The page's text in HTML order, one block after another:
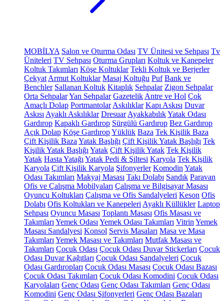
MOBİLYA Salon ve Oturma Odası TV Ünitesi ve Sehpası Tv
Üniteleri TV Sehpası Oturma Grupları Koltuk ve Kanepeler
Koltuk Takımları Köşe Koltuklar Tekli Koltuk ve Berjerler
Çekyat Armut Koltuklar Masaj Koltuğu Puf Bank ve
Benchler Sallanan Koltuk Kitaplık Sehpalar Zigon Sehpalar
Orta SehpalarYan Sehpalar Gazetelik Antre ve Hol Çok
Amaçlı Dolap Portmantolar Askılıklar Kapı Askısı Duvar
Askısı Ayaklı Askılıklar Dresuar AyakkabılıkYatak Odası
Gardırop Kapaklı Gardırop Sürgülü Gardırop Bez Gardırop
Açık Dolap Köşe GardıropYüklük Baza Tek Kişilik Baza
Çift Kişilik Baza Yatak Başlığı Çift Kişilik Yatak Başlığı Tek
Kişilik Yatak Başlığı Yatak Çift Kişilik Yatak Tek Kişilik
Yatak Hasta Yatağı Yatak Pedi & Şiltesi Karyola Tek Kişilik
Karyola Çift Kişilik Karyola Şifonyerler Komodin Yatak
Odası Takımları Makyaj Masası Takı Dolabı Sandık Paravan
Ofis ve Çalışma Mobilyaları Çalışma ve Bilgisayar Masası
Oyuncu Koltukları Çalışma ve Ofis Sandalyeleri Keson Ofis
Dolabı Ofis Koltukları ve Kanepeleri Ayaklı Küllükler Laptop
Sehpası Oyuncu Masası Toplantı Masası Ofis Masası ve
Takımları Yemek Odası Yemek Odası Takımları Vitrin Yemek
Masası Sandalyesi Konsol Servis Masaları Masa ve Masa
Takımları Yemek Masası ve Takımları Mutfak Masası ve
Takımları Çocuk Odası Çocuk Odası Duvar Stickerları Çocuk
Odası Duvar Kağıtları Çocuk Odası Sandalyeleri Çocuk
Odası Gardıropları Çocuk Odası Masası Çocuk Odası Bazası
Çocuk Odası Takımları Çocuk Odası Komodini Çocuk Odası
Karyolaları Genç Odası Genç Odası Takımları Genç Odası
Komodini Genç Odası Şifonyerleri Genç Odası Bazaları